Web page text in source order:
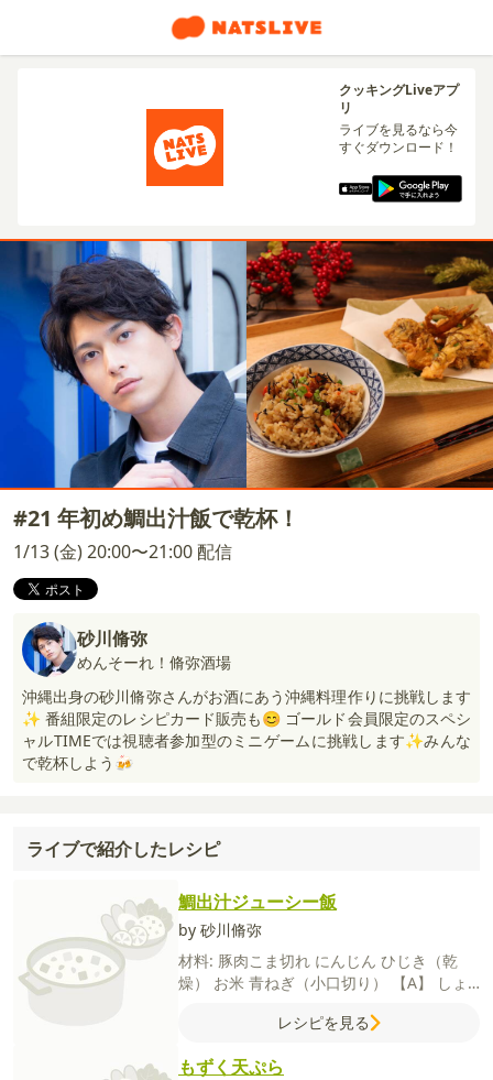
クッキングLiveアプ
リ
ライブを見るなら今
すぐダウンロード！
#21 年初め鯛出汁飯で乾杯！
1/13 (金) 20:00〜21:00 配信
砂川脩弥
めんそーれ！脩弥酒場
沖縄出身の砂川脩弥さんがお酒にあう沖縄料理作りに挑戦します
✨ 番組限定のレシピカード販売も😊 ゴールド会員限定のスペシ
ャルTIMEでは視聴者参加型のミニゲームに挑戦します✨みんな
で乾杯しよう🍻
ライブで紹介したレシピ
鯛出汁ジューシー飯
by 砂川脩弥
材料: 豚肉こま切れ にんじん ひじき（乾
燥） お米 青ねぎ（小口切り） 【A】
しょ
レシピを見る
もずく天ぷら